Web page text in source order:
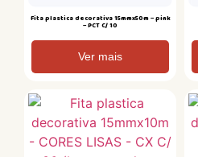
Fita plastica decorativa 15mmx50m – pink
– PCT C/ 10
Ver mais